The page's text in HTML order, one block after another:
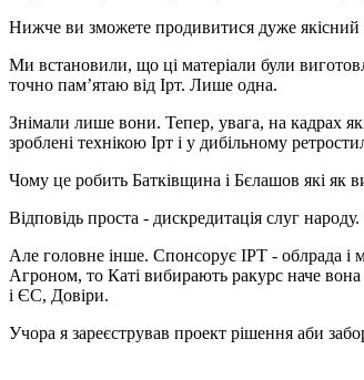
Нижче ви зможете продивитися дуже
Ми встановили, що ці матеріали були
точно пам’ятаю від Ірт. Лише одна.
Знімали лише вони. Тепер, увага, на кадрах
зроблені технікою Ірт і у дибільному
Чому це робить Батківщина і Бєлашов які як
Відповідь проста - дискредитація слуг
Але головне інше. Спонсорує ІРТ - облрада і
Агроном, то Каті вибирають ракурс наче вона
і ЄС, Довіри.
Учора я зареєстрував проект рішення аби